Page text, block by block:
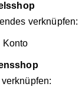
verknüpfen:
Konto